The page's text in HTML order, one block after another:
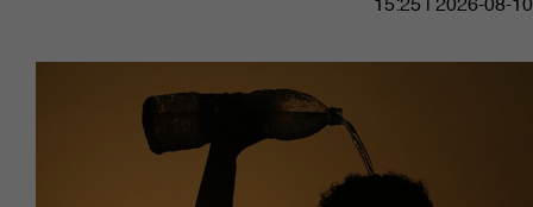
15:25 | 2026-08-10